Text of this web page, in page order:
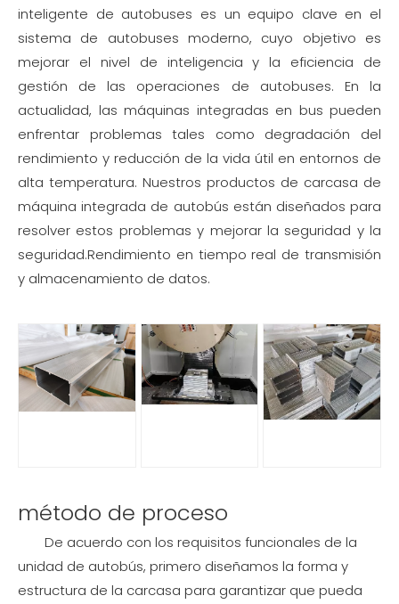
inteligente de autobuses es un equipo clave en el
sistema de autobuses moderno, cuyo objetivo es
mejorar el nivel de inteligencia y la eficiencia de
gestión de las operaciones de autobuses. En la
actualidad, las máquinas integradas en bus pueden
enfrentar problemas tales como degradación del
rendimiento y reducción de la vida útil en entornos de
alta temperatura. Nuestros productos de carcasa de
máquina integrada de autobús están diseñados para
resolver estos problemas y mejorar la seguridad y la
seguridad.Rendimiento en tiempo real de transmisión
y almacenamiento de datos.
método de proceso
De acuerdo con los requisitos funcionales de la
unidad de autobús, primero diseñamos la forma y
estructura de la carcasa para garantizar que pueda